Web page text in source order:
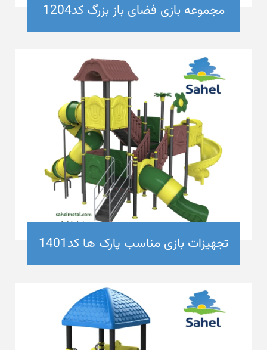
مجموعه بازی فضای باز بزرگ کد1204
تجهیزات بازی مناسب پارک ها کد1401